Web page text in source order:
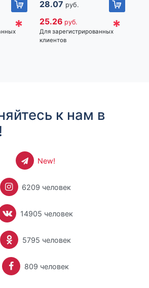
Норс Роад, Иу Сити, Чжэцйан, Китай
Беларусь, 223060, Минская
с/с, дом 40, помещение
*
28.07 руб.
25.26 руб.
Для зарегистрированных
клиентов
*
к нам в
New!
6209 человек
14905 человек
5795 человек
809 человек